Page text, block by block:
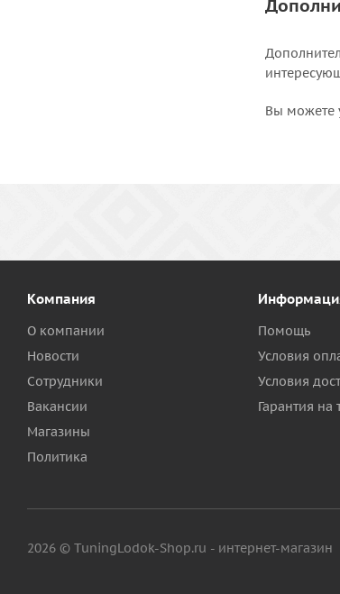
Вы можете
Компания
О компании
Новости
Сотрудники
Вакансии
Магазины
Политика
Помощь
Условия
Условия
Гарантия на
2026 © TuningLodok-Shop.ru - интернет-магазин